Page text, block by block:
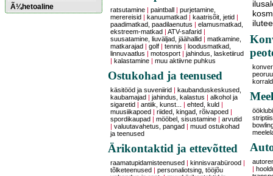
Ã¼hetoaline
ratsutamine |paintball |purjetamine,
merereisid
kanuumatkad kaatrisõit, jetid
paadimatkad, paadilaenutus
|elamusmatkad,
ekstreem-matkad
|ATV-safarid
suusatamine, liuväljad, jäähallid
|matkamine,
matkarajad
|golf |tennis
loodusmatkad,
linnuvaatlus
|motosport |jahindus, lasketiirud
kalastamine |muu aktiivne puhkus
Ostukohad ja teenused
käsitööd ja suveniirid
kaubanduskeskused,
kaubamajad
|jahindus, kalastus |alkohol ja
sigaretid
|antiik, kunst... |ehted, kuld
muusiikapoed
|riided, kingad, rõivapoed
spordikaupad
|mööbel, sisustamine |arvutid
|valuutavahetus, pangad |muud ostukohad
ja teenused
Ärikontaktid ja ettevõtted
raamatupidamisteenused kinnisvarabürood
tõlketeenused
|personaliotsing, tööjõu